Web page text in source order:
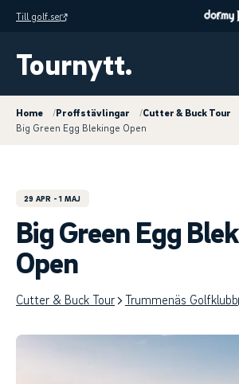
Till golf.se
Tournytt.
Home /Proffstävlingar /Cutter & Buck Tour
Big Green Egg Blekinge Open
29 APR - 1 MAJ
Big Green Egg
Open
Cutter & Buck Tour Trummenäs Golfklubb